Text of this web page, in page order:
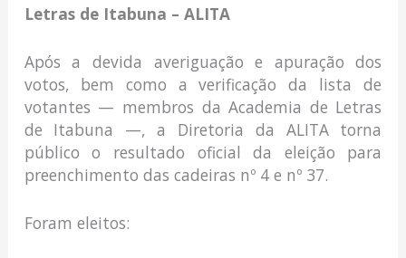
Letras de Itabuna – ALITA
Após a devida averiguação e apuração dos
votos, bem como a verificação da lista de
votantes — membros da Academia de Letras
de Itabuna —, a Diretoria da ALITA torna
público o resultado oficial da eleição para
preenchimento das cadeiras nº 4 e nº 37.
Foram eleitos: